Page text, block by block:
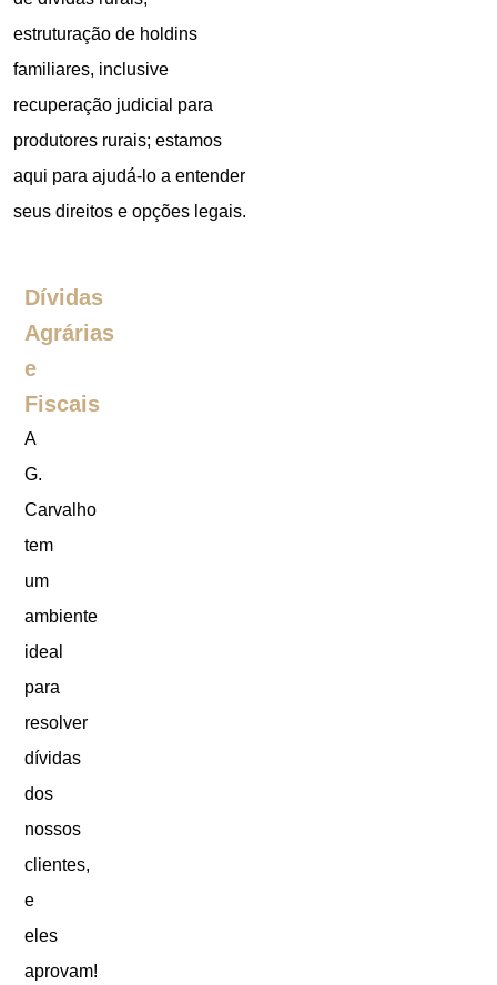
estruturação de holdins
familiares, inclusive
recuperação judicial para
produtores rurais; estamos
aqui para ajudá-lo a entender
seus direitos e opções legais.
Dívidas
Agrárias
e
Fiscais
A
G.
Carvalho
tem
um
ambiente
ideal
para
resolver
dívidas
dos
nossos
clientes,
e
eles
aprovam!